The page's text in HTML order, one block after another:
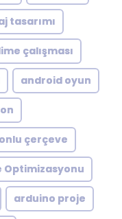
tasarımı
çalışması
android oyun
çerçeve
Optimizasyonu
arduino proje